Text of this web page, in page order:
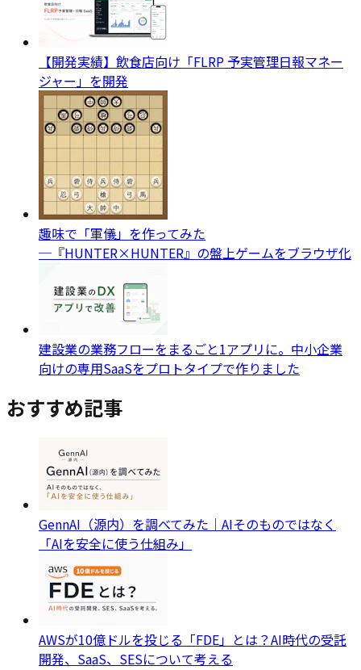
【開発実績】飲食店向け「FLRP 予実管理日報マネー
ジャー」を開発
趣味で「軍儀」を作ってみた
─『HUNTER×HUNTER』の盤上ゲームをブラウザ化
建設業の業務フローをまるごと1アプリに。中小企業
向けの専用SaaSをプロトタイプで作りました
おすすめ記事
GennAI（源内）を調べてみた｜AIそのものではなく
「AIを安全に使う仕組み」
AWSが10億ドルを投じる「FDE」とは？AI時代の受託
開発、SaaS、SESについて考える